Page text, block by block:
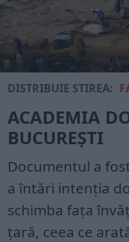
DISTRIBUIE ȘTIREA:
ACADEMIA
BUCUREȘTI
Documentul a
a întări intenția
schimba fața
țară, ceea ce